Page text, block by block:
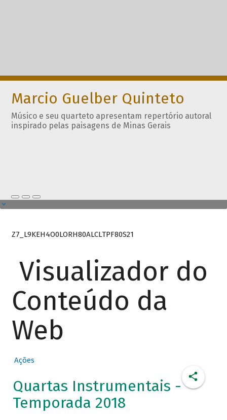
Marcio Guelber Quinteto
Músico e seu quarteto apresentam repertório autoral
inspirado pelas paisagens de Minas Gerais
Z7_L9KEH4O0LORH80ALCLTPF80S21
Visualizador do
Conteúdo da
Web
Ações
Quartas Instrumentais -
Temporada 2018